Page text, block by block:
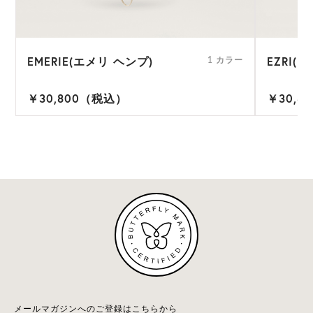
EMERIE(エメリ ヘンプ) 1 カラー
￥30,800（税込）
EZRI(
￥
メールマガジンへのご登録はこちらから